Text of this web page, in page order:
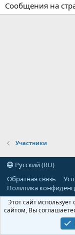
Сообщения на
Участники
Русский (RU)
Обратная связь
Политика
Этот сайт
сайтом, Вы